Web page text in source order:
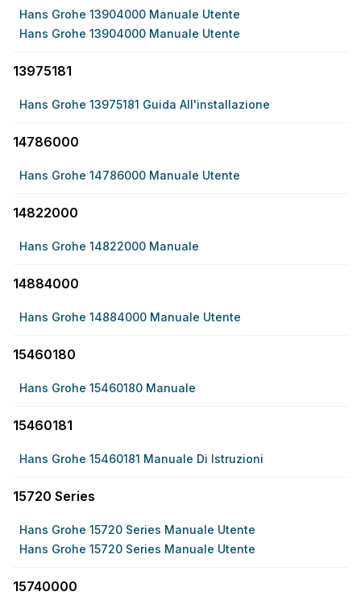
Hans Grohe 13904000 Manuale Utente
Hans Grohe 13904000 Manuale Utente
13975181
Hans Grohe 13975181 Guida All'installazione
14786000
Hans Grohe 14786000 Manuale Utente
14822000
Hans Grohe 14822000 Manuale
14884000
Hans Grohe 14884000 Manuale Utente
15460180
Hans Grohe 15460180 Manuale
15460181
Hans Grohe 15460181 Manuale Di Istruzioni
15720 Series
Hans Grohe 15720 Series Manuale Utente
Hans Grohe 15720 Series Manuale Utente
15740000